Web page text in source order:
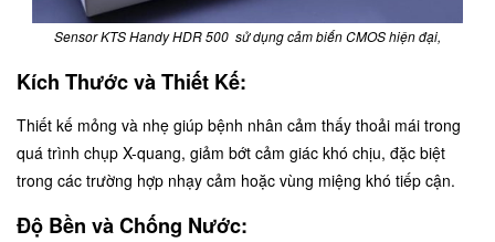
Sensor KTS Handy HDR 500 sử dụng cảm biến CMOS hiện đại,
Kích Thước và Thiết Kế:
Thiết kế mỏng và nhẹ giúp bệnh nhân cảm thấy thoải mái trong
quá trình chụp X-quang, giảm bớt cảm giác khó chịu, đặc biệt
trong các trường hợp nhạy cảm hoặc vùng miệng khó tiếp cận.
Độ Bền và Chống Nước: